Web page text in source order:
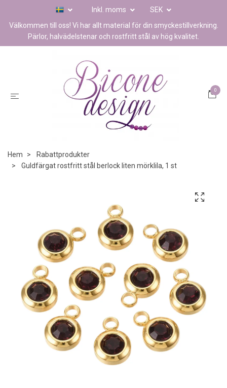
Inkl. moms
SEK
Välkommen till oss! Vi har allt material för din smyckestillverkning.
Pärlor, halvädelstenar och rostfritt stål av hög kvalitet.
0
Hem
Rabattprodukter
Guldfärgat rostfritt stål berlock liten mörklila, 1 st